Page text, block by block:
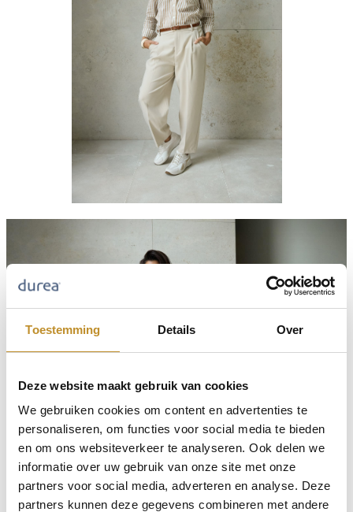
Toestemming Details Over
Deze website maakt gebruik van cookies
We gebruiken cookies om content en advertenties te
personaliseren, om functies voor social media te bieden
en om ons websiteverkeer te analyseren. Ook delen we
informatie over uw gebruik van onze site met onze
partners voor social media, adverteren en analyse. Deze
partners kunnen deze gegevens combineren met andere